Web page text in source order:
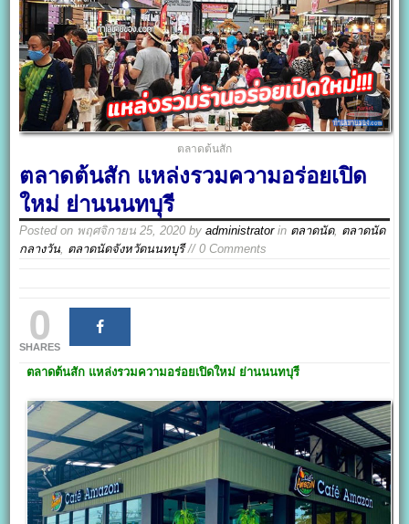
ตลาดต้นสัก
ตลาดต้นสัก แหล่งรวมความอร่อยเปิด
ใหม่ ย่านนนทบุรี
Posted on พฤศจิกายน 25, 2020 byadministratorin ตลาดนัด, ตลาดนัด
กลางวัน, ตลาดนัดจังหวัดนนทบุรี// 0 Comments
0
SHARES
ตลาดต้นสัก แหล่งรวมความอร่อยเปิดใหม่ ย่านนนทบุรี